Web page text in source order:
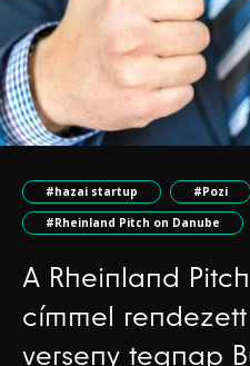
#hazai startup
#Pozi
#Rheinland Pitch on Danube
A Rheinland
címmel
verseny tegnap